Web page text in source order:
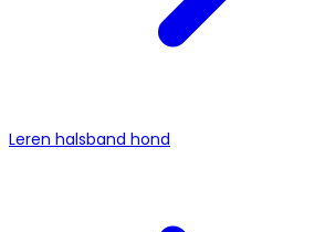
Leren halsband hond